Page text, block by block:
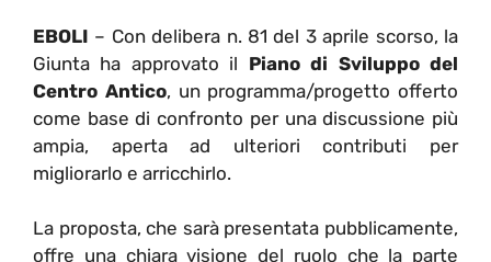
EBOLI – Con delibera n. 81 del 3 aprile scorso, la
Giunta ha approvato il Piano di Sviluppo del
Centro Antico, un programma/progetto offerto
come base di confronto per una discussione più
ampia, aperta ad ulteriori contributi per
migliorarlo e arricchirlo.
La proposta, che sarà presentata pubblicamente,
offre una chiara visione del ruolo che la parte